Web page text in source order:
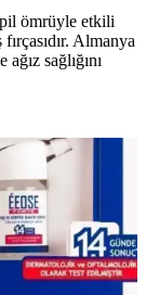
ömrüyle etkili
Almanya
sağlığını